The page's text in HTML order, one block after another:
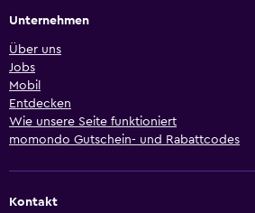
Unternehmen
Über uns
Jobs
Mobil
Entdecken
Wie unsere Seite funktioniert
momondo Gutschein- und Rabattcodes
Kontakt